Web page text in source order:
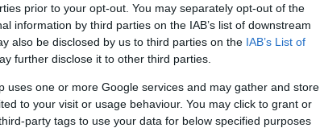
prior to your opt-out. You may separately opt-out of the
information by third parties on the IAB’s list of downstream
also be disclosed by us to third parties on the IAB’s List of
further disclose it to other third parties.
uses one or more Google services and may gather and store
to your visit or usage behaviour. You may click to grant or
party tags to use your data for below specified purposes